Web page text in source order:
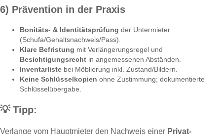
6) Prävention in der Praxis
Bonitäts- & Identitätsprüfung der Untermieter
(Schufa/Gehaltsnachweis/Pass).
Klare Befristung mit Verlängerungsregel und
Besichtigungsrecht in angemessenen Abständen.
Inventarliste bei Möblierung inkl. Zustand/Bildern.
Keine Schlüssel­kopien ohne Zustimmung; dokumentierte
Schlüsselübergabe.
💡Tipp:
Verlange vom Hauptmieter den Nachweis einer Privat-